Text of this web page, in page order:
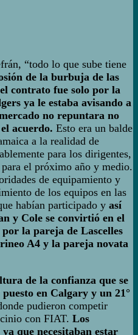
“todo lo que sube tiene
de la burbuja de las
contrato fue solo por la
ya le estaba avisando a
no repuntara no
acuerdo. Esto era un balde
a la realidad de
para los dirigentes,
el próximo año y medio.
de equipamiento y
de los equipos en las
habían participado y así
y Cole se convirtió en el
la pareja de Lascelles
A4 y la pareja novata
de la confianza que se
en Calgary y un 21°
pudieron competir
con FIAT. Los
que necesitaban estar